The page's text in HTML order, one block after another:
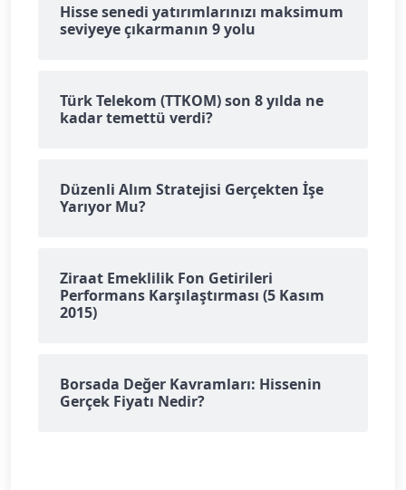
Hisse senedi yatırımlarınızı maksimum
seviyeye çıkarmanın 9 yolu
Türk Telekom (TTKOM) son 8 yılda ne
kadar temettü verdi?
Düzenli Alım Stratejisi Gerçekten İşe
Yarıyor Mu?
Ziraat Emeklilik Fon Getirileri
Performans Karşılaştırması (5 Kasım
2015)
Borsada Değer Kavramları: Hissenin
Gerçek Fiyatı Nedir?